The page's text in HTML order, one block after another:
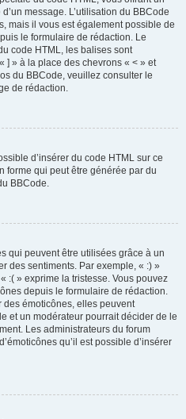
message. L’utilisation du BBCode
mais il vous est également possible de
le formulaire de rédaction. Le
code HTML, les balises sont
] » à la place des chevrons « < » et
du BBCode, veuillez consulter le
de rédaction.
d’insérer du code HTML sur ce
forme qui peut être générée par du
BBCode.
qui peuvent être utilisées grâce à un
des sentiments. Par exemple, « :) »
:( » exprime la tristesse. Vous pouvez
depuis le formulaire de rédaction.
émoticônes, elles peuvent
et un modérateur pourrait décider de le
Les administrateurs du forum
qu’il est possible d’insérer